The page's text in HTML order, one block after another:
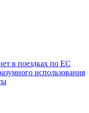
в поездках по ЕС
использования